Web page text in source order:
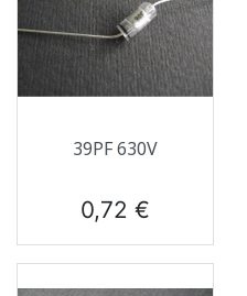
39PF 630V
Prix
0,72 €